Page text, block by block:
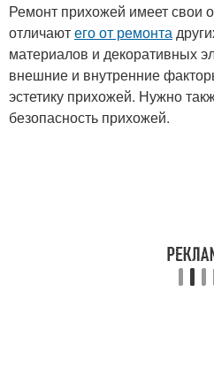
Ремонт прихожей имеет свои
отличаютего от ремонта
материалов и декоративных
внешние и внутренние
эстетику прихожей. Нужно
безопасность прихожей.